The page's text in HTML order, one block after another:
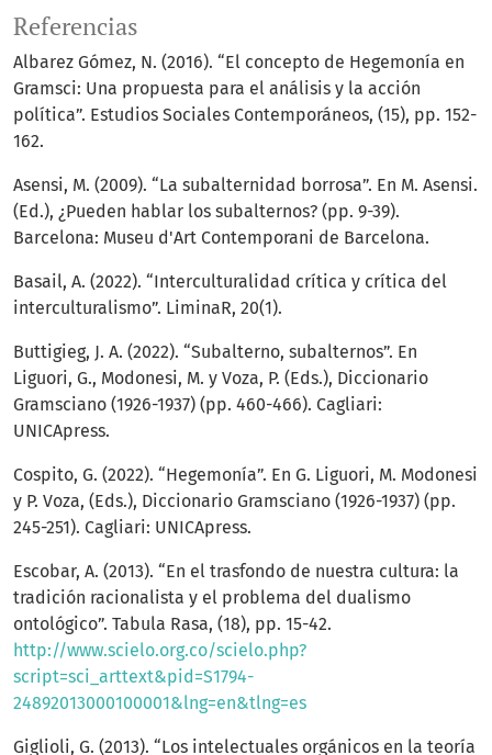
Referencias
Albarez Gómez, N. (2016). “El concepto de Hegemonía en
Gramsci: Una propuesta para el análisis y la acción
política”. Estudios Sociales Contemporáneos, (15), pp. 152-
162.
Asensi, M. (2009). “La subalternidad borrosa”. En M. Asensi.
(Ed.), ¿Pueden hablar los subalternos? (pp. 9-39).
Barcelona: Museu d'Art Contemporani de Barcelona.
Basail, A. (2022). “Interculturalidad crítica y crítica del
interculturalismo”. LiminaR, 20(1).
Buttigieg, J. A. (2022). “Subalterno, subalternos”. En
Liguori, G., Modonesi, M. y Voza, P. (Eds.), Diccionario
Gramsciano (1926-1937) (pp. 460-466). Cagliari:
UNICApress.
Cospito, G. (2022). “Hegemonía”. En G. Liguori, M. Modonesi
y P. Voza, (Eds.), Diccionario Gramsciano (1926-1937) (pp.
245-251). Cagliari: UNICApress.
Escobar, A. (2013). “En el trasfondo de nuestra cultura: la
tradición racionalista y el problema del dualismo
ontológico”. Tabula Rasa, (18), pp. 15-42.
http://www.scielo.org.co/scielo.php?
script=sci_arttext&pid=S1794-
24892013000100001&lng=en&tlng=es
Giglioli, G. (2013). “Los intelectuales orgánicos en la teoría